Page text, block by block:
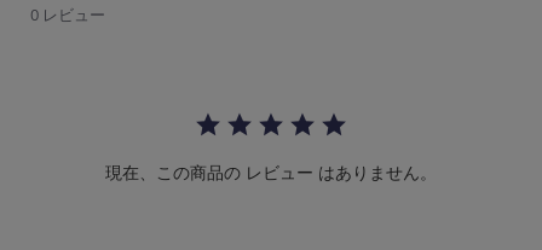
i
0 レビュー
現在、この商品の レビュー はありません。